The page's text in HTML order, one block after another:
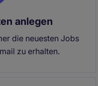
anlegen
die neuesten Jobs
zu erhalten.